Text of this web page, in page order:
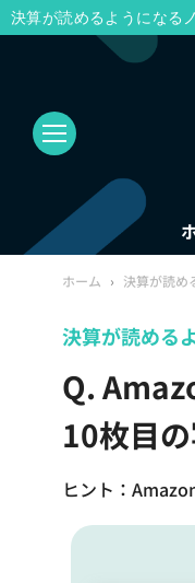
ホーム › 決算が読め
Q.
10枚目
ヒント：
決算が読める
決算が読めるようになる